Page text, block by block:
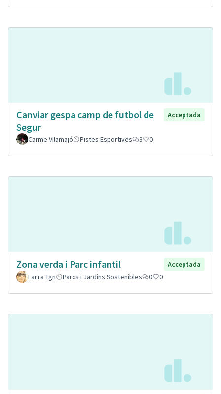
Canviar gespa camp de futbol de
Segur
Acceptada
Carme Vilamajó Pistes Esportives 3 0
Zona verda i Parc infantil
Acceptada
Laura Tgn
Parcs i Jardins Sostenibles 0 0